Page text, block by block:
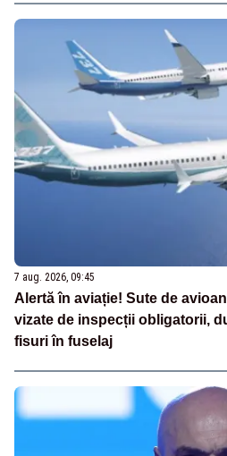
7 aug. 2026, 09:45
Alertă în aviație! Sute de
vizate de inspecții obligatorii,
fisuri în fuselaj